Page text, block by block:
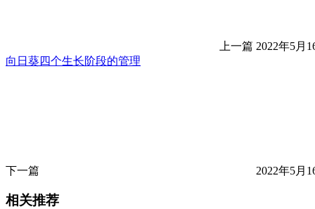
上一篇 2022年5月
向日葵四个生长阶段的管理
下一篇 2022年5月
相关推荐